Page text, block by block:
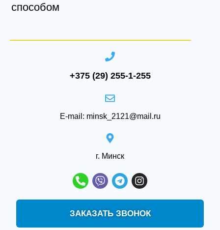
способом
+375 (29) 255-1-255
E-mail: minsk_2121@mail.ru
‌г. Минск
ЗАКАЗАТЬ ЗВОНОК